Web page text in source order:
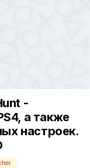
-
а также
настроек.